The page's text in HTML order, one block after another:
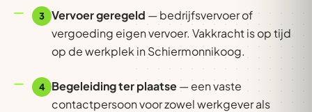
3 Vervoer geregeld — bedrijfsvervoer of
vergoeding eigen vervoer. Vakkracht is op tijd
op de werkplek in Schiermonnikoog.
4 Begeleiding ter plaatse— een vaste
contactpersoon voor zowel werkgever als